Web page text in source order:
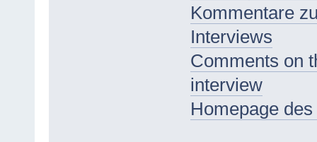
Kommentare
Interviews
Comments on
interview
Homepage